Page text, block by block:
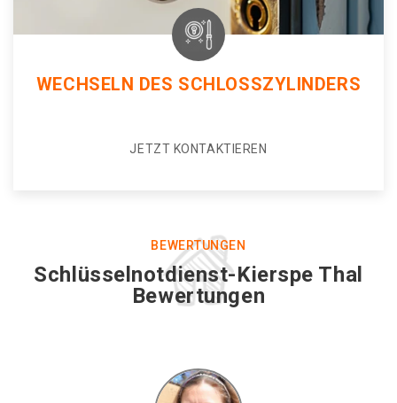
WECHSELN DES SCHLOSSZYLINDERS
JETZT KONTAKTIEREN
BEWERTUNGEN
Schlüsselnotdienst-Kierspe Thal
Bewertungen